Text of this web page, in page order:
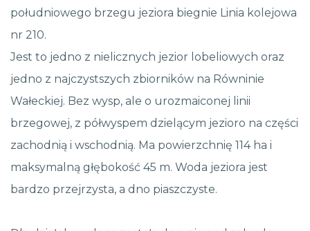
południowego brzegu jeziora biegnie Linia kolejowa
nr 210.
Jest to jedno z nielicznych jezior lobeliowych oraz
jedno z najczystszych zbiorników na Równinie
Wałeckiej. Bez wysp, ale o urozmaiconej linii
brzegowej, z półwyspem dzielącym jezioro na części
zachodnią i wschodnią. Ma powierzchnię 114 ha i
maksymalną głębokość 45 m. Woda jeziora jest
bardzo przejrzysta, a dno piaszczyste.